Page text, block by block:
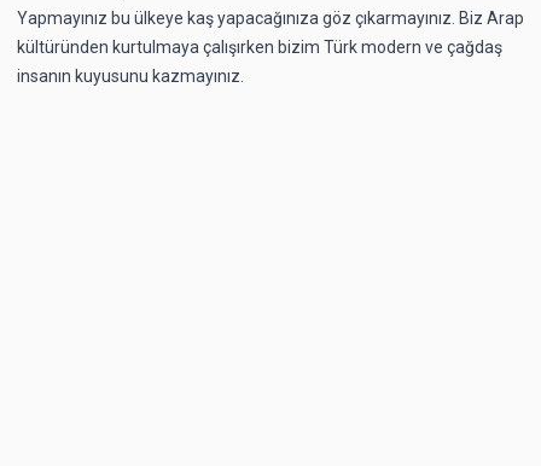
Yapmayınız bu ülkeye kaş yapacağınıza göz çıkarmayınız. Biz Arap
kültüründen kurtulmaya çalışırken bizim Türk modern ve çağdaş
insanın kuyusunu kazmayınız.